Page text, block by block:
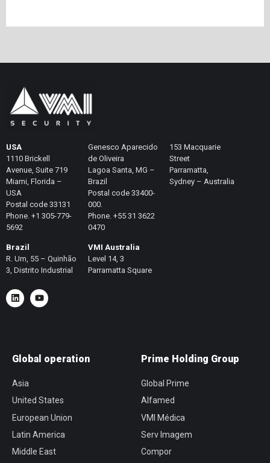
USA
1110 Brickell
Avenue, Suite 719
Miami, Florida –
USA
Postal code 33131
Phone. +1 305-779-
5692
Brazil
R. Um, 55 – Quinhão
3, Distrito Industrial
Genesco Aparecido
de Oliveira
Lagoa Santa, MG –
Brazil
Postal code 33400-
000.
Phone. +55 31 3622
0470
VMI Australia
Level 14, 3
Parramatta Square
153 Macquarie
Street
Parramatta,
Sydney – Australia
Global operation
Asia
United States
European Union
Latin America
Middle East
Prime Holding Group
Global Prime
Alfamed
VMI Médica
Serv Imagem
Compor